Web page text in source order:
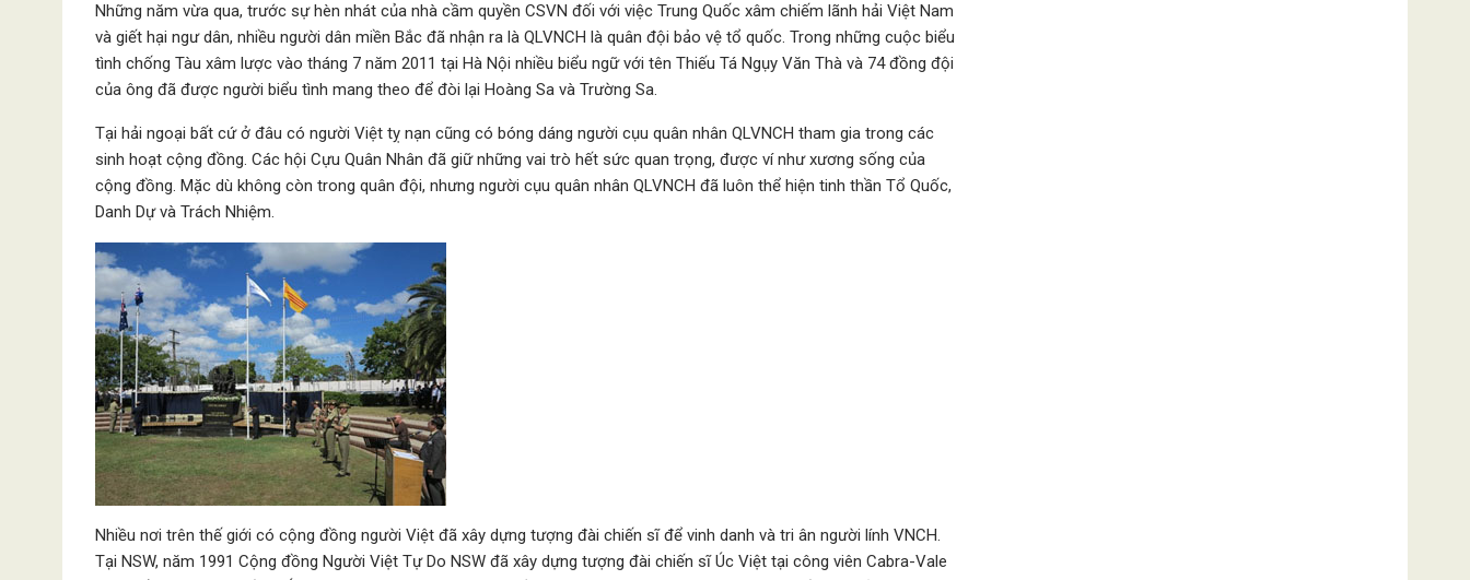
Những năm vừa qua, trước sự hèn nhát của nhà cầm quyền CSVN đối với việc Trung Quốc xâm chiếm lãnh hải Việt Nam
và giết hại ngư dân, nhiều người dân miền Bắc đã nhận ra là QLVNCH là quân đội bảo vệ tổ quốc. Trong những cuộc biểu
tình chống Tàu xâm lược vào tháng 7 năm 2011 tại Hà Nội nhiều biểu ngữ với tên Thiếu Tá Ngụy Văn Thà và 74 đồng đội
của ông đã được người biểu tình mang theo để đòi lại Hoàng Sa và Trường Sa.
Tại hải ngoại bất cứ ở đâu có người Việt tỵ nạn cũng có bóng dáng người cụu quân nhân QLVNCH tham gia trong các
sinh hoạt cộng đồng. Các hội Cựu Quân Nhân đã giữ những vai trò hết sức quan trọng, được ví như xương sống của
cộng đồng. Mặc dù không còn trong quân đội, nhưng người cụu quân nhân QLVNCH đã luôn thể hiện tinh thần Tổ Quốc,
Danh Dự và Trách Nhiệm.
Nhiều nơi trên thế giới có cộng đồng người Việt đã xây dựng tượng đài chiến sĩ để vinh danh và tri ân người lính VNCH.
Tại NSW, năm 1991 Cộng đồng Người Việt Tự Do NSW đã xây dựng tượng đài chiến sĩ Úc Việt tại công viên Cabra-Vale